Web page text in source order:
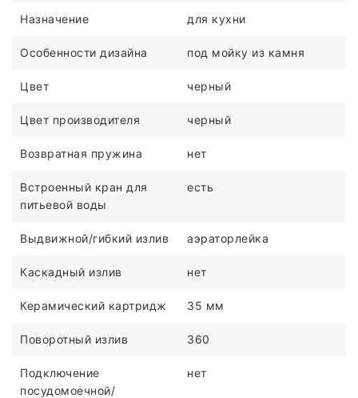
Назначение для кухни
Особенности дизайна под мойку из камня
Цвет черный
Цвет производителя черный
Возвратная пружина нет
Встроенный кран для
питьевой воды
есть
Выдвижной/гибкий излив аэраторлейка
Каскадный излив нет
Керамический картридж 35 мм
Поворотный излив 360
Подключение
посудомоечной/
нет